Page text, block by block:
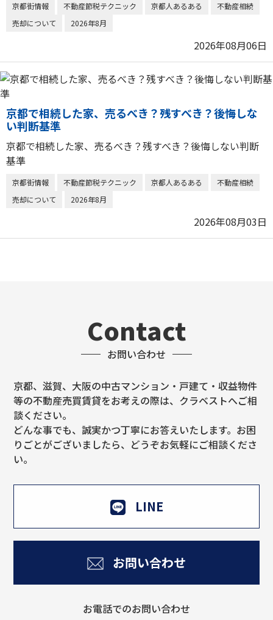
京都街情報 不動産節税テクニック 京都人あるある
不動産相続
売却について
2026年8月
2026年08月06日
京都で相続した家、売るべき？残すべき？後悔しな
い判断基準
京都で相続した家、売るべき？残すべき？後悔しない判断
基準
京都街情報 不動産節税テクニック 京都人あるある
不動産相続
売却について
2026年8月
2026年08月03日
Contact
お問い合わせ
京都、滋賀、大阪の中古マンション・戸建て・収益物件
等の不動産売買賃貸をお考えの際は、クラベストへご相
談ください。
どんな事でも、誠実かつ丁寧にお答えいたします。お困
りごとがございましたら、どうぞお気軽にご相談くださ
い。
LINE
お問い合わせ
お電話でのお問い合わせ